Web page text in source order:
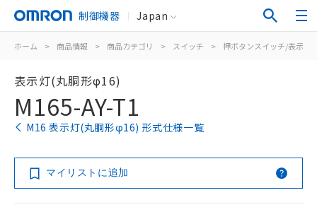
制御機器 Japan
ホーム > 商品情報 > 商品カテゴリ > スイッチ > 押ボタンスイッチ/表示灯
表示灯(丸胴形φ16)
M165-AY-T1
M16 表示灯(丸胴形φ16) 形式仕様一覧
マイリストに追加